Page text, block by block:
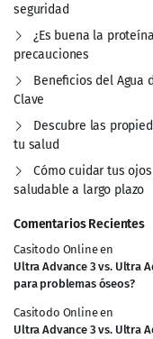
seguridad
¿Es buena la
precauciones
Beneficios del Agua
Clave
Descubre las
tu salud
Cómo cuidar tus
saludable a largo plazo
Comentarios Recientes
Casitodo Onlineen
Ultra Advance 3 vs. Ultra
para problemas óseos?
Casitodo Onlineen
Ultra Advance 3 vs. Ultra